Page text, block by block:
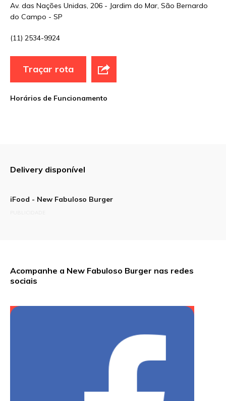
Sua avaliação
Av. das Nações Unidas, 206 - Jardim do Mar, São Bernardo
do Campo - SP
(11) 2534-9924
Traçar rota
Horários de Funcionamento
Delivery disponível
iFood - New Fabuloso Burger
Acompanhe a New Fabuloso Burger nas redes
sociais